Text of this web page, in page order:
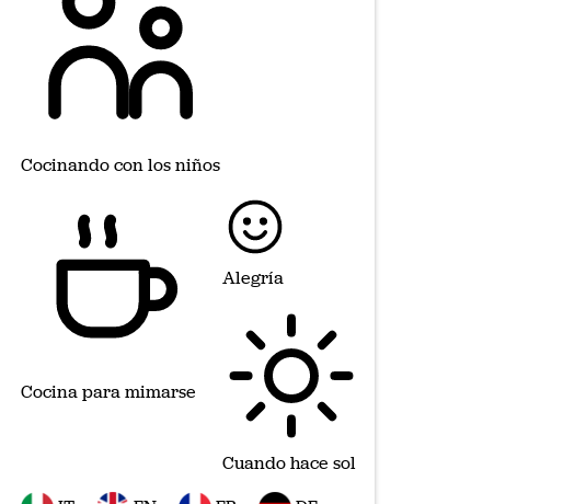
Cocinando con los niños
Cocina para mimarse
Alegría
Cuando hace sol